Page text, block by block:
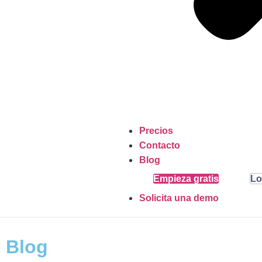
Precios
Contacto
Blog
Empieza gratis
Solicita una demo
Blog